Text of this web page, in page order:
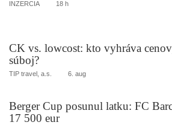
INZERCIA 18 h
CK vs. lowcost: kto vyhráva
súboj?
TIP travel, a.s. 6. aug
Berger Cup posunul latku: FC
17 500 eur